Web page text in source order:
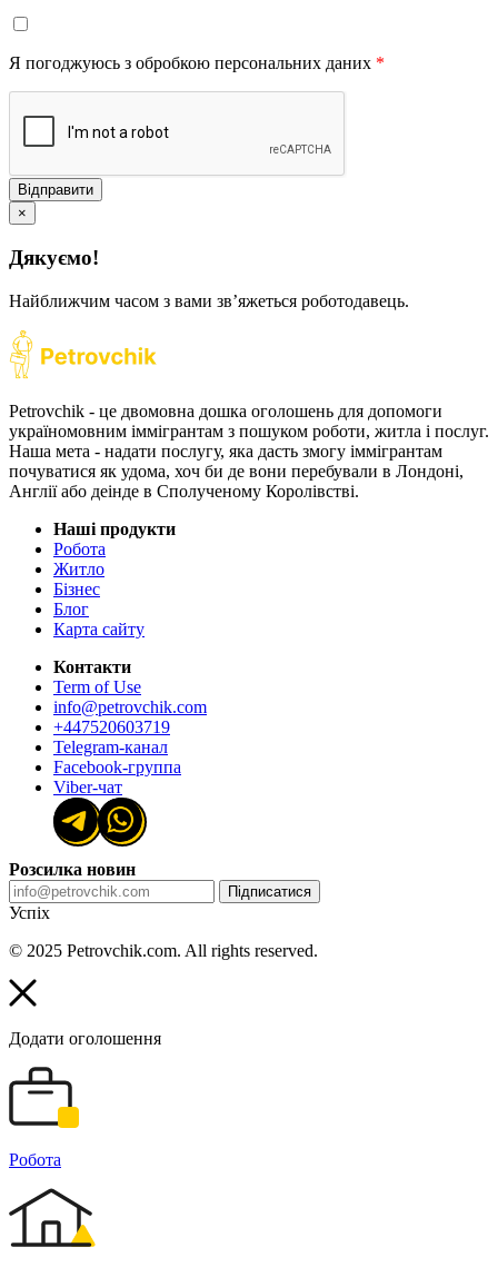
Я погоджуюсь з обробкою персональних даних *
Відправити
×
Дякуємо!
Найближчим часом з вами звʼяжеться роботодавець.
Petrovchik - це двомовна дошка оголошень для допомоги
україномовним іммігрантам з пошуком роботи, житла і послуг.
Наша мета - надати послугу, яка дасть змогу іммігрантам
почуватися як удома, хоч би де вони перебували в Лондоні,
Англії або деінде в Сполученому Королівстві.
Наші продукти
Робота
Житло
Бізнес
Блог
Карта сайту
Контакти
Term of Use
info@petrovchik.com
+447520603719
Telegram-канал
Facebook-группа
Viber-чат
Розсилка новин
Підписатися
Успіх
© 2025 Petrovchik.com. All rights reserved.
Додати оголошення
Робота